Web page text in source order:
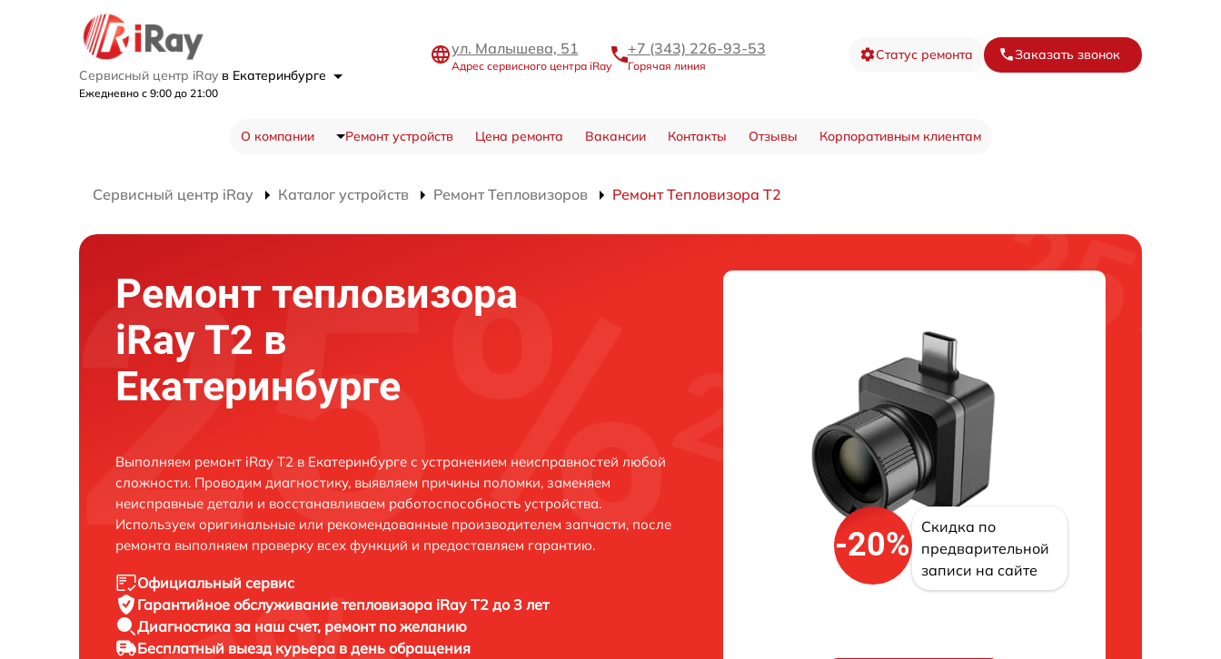
Сервисный центр iRay в Екатеринбурге
Ежедневно с 9:00 до 21:00
ул. Малышева, 51
Адрес сервисного центра iRay
+7 (343) 226-93-53
Горячая линия
Статус ремонта Заказать звонок
О компании Ремонт устройств Цена ремонта Вакансии Контакты Отзывы Корпоративным клиентам
Сервисный центр iRay Каталог устройств Ремонт Тепловизоров Ремонт Тепловизора T2
Ремонт тепловизора
iRay T2 в
Екатеринбурге
Выполняем ремонт iRay T2 в Екатеринбурге с устранением неисправностей любой
сложности. Проводим диагностику, выявляем причины поломки, заменяем
неисправные детали и восстанавливаем работоспособность устройства.
Используем оригинальные или рекомендованные производителем запчасти, после
ремонта выполняем проверку всех функций и предоставляем гарантию.
Официальный сервис
Гарантийное обслуживание тепловизора iRay T2 до 3 лет
Диагностика за наш счет, ремонт по желанию
Бесплатный выезд курьера в день обращения
-20%
Скидка по
предварительной
записи на сайте